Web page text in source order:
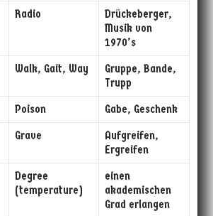
Radio
Drückeberger,
Musik von
1970’s
Walk, Gait, Way
Gruppe, Bande,
Trupp
Poison
Gabe, Geschenk
Grave
Aufgreifen,
Ergreifen
Degree
(temperature)
einen
akademischen
Grad erlangen